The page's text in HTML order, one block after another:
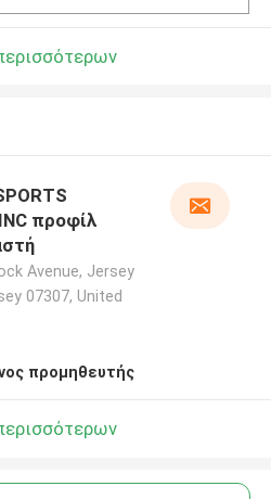
προφίλ
Avenue, Jersey
07307, United
προμηθευτής